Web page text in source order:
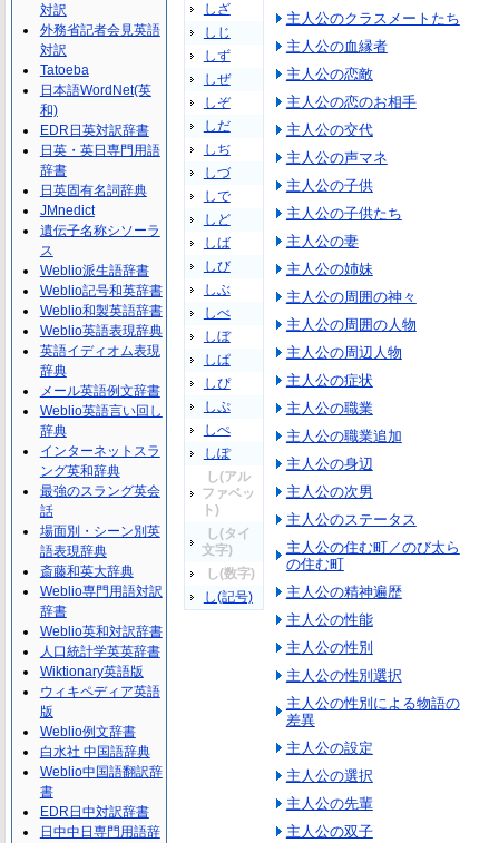
しざ
しじ
しず
しぜ
しぞ
しだ
しぢ
しづ
しで
しど
しば
しび
しぶ
しべ
しぼ
しぱ
しぴ
しぷ
しぺ
しぽ
し(アル
ファベッ
ト)
し(タイ
文字)
し(数字)
し(記号)
主人公のクラスメートたち
主人公の血縁者
主人公の恋敵
主人公の恋のお相手
主人公の交代
主人公の声マネ
主人公の子供
主人公の子供たち
主人公の妻
主人公の姉妹
主人公の周囲の神々
主人公の周囲の人物
主人公の周辺人物
主人公の症状
主人公の職業
主人公の職業追加
主人公の身辺
主人公の次男
主人公のステータス
主人公の住む町／のび太ら
の住む町
主人公の精神遍歴
主人公の性能
主人公の性別
主人公の性別選択
主人公の性別による物語の
差異
主人公の設定
主人公の選択
主人公の先輩
主人公の双子
対訳
外務省記者会見英語
対訳
Tatoeba
日本語WordNet(英
和)
EDR日英対訳辞書
日英・英日専門用語
辞書
日英固有名詞辞典
JMnedict
遺伝子名称シソーラ
ス
Weblio派生語辞書
Weblio記号和英辞書
Weblio和製英語辞書
Weblio英語表現辞典
英語イディオム表現
辞典
メール英語例文辞書
Weblio英語言い回し
辞典
インターネットスラ
ング英和辞典
最強のスラング英会
話
場面別・シーン別英
語表現辞典
斎藤和英大辞典
Weblio専門用語対訳
辞書
Weblio英和対訳辞書
人口統計学英英辞書
Wiktionary英語版
ウィキペディア英語
版
Weblio例文辞書
白水社 中国語辞典
Weblio中国語翻訳辞
書
EDR日中対訳辞書
日中中日専門用語辞